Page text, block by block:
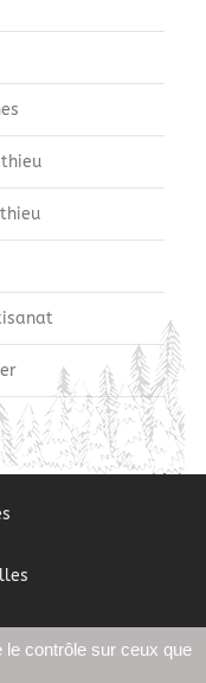
contrôle sur ceux que